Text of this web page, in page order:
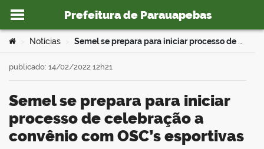
Ir para o conteúdo
Prefeitura de Parauapebas
portal
Você está aqui:
Notícias Semel se prepara para iniciar processo de celebração a convênio com OSC’s esportivas
Semel se prepara para iniciar
processo de celebração a
convênio com OSC’s esportivas
publicado: 14/02/2022 12h21